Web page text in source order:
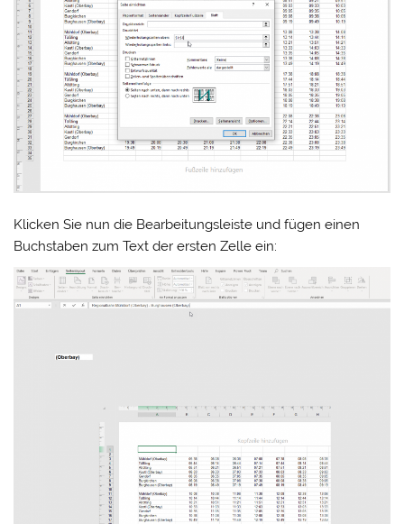
Klicken Sie nun die Bearbeitungsleiste und fügen einen
Buchstaben zum Text der ersten Zelle ein: